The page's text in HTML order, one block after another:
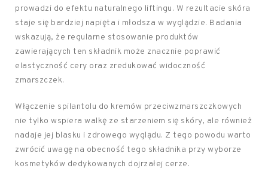
prowadzi do efektu naturalnego liftingu. W rezultacie skóra
staje się bardziej napięta i młodsza w wyglądzie. Badania
wskazują, że regularne stosowanie produktów
zawierających ten składnik może znacznie poprawić
elastyczność cery oraz zredukować widoczność
zmarszczek.
Włączenie spilantolu do kremów przeciwzmarszczkowych
nie tylko wspiera walkę ze starzeniem się skóry, ale również
nadaje jej blasku i zdrowego wyglądu. Z tego powodu warto
zwrócić uwagę na obecność tego składnika przy wyborze
kosmetyków dedykowanych dojrzałej cerze.